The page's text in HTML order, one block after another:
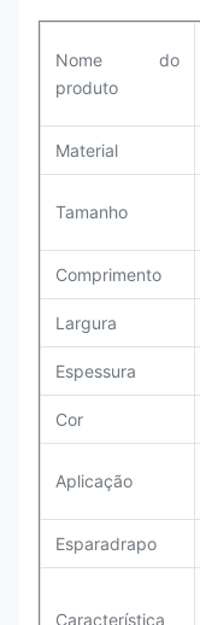
Nome do
produto
Material
Tamanho
Comprimento
Largura
Espessura
Cor
Aplicação
Esparadrapo
Característica